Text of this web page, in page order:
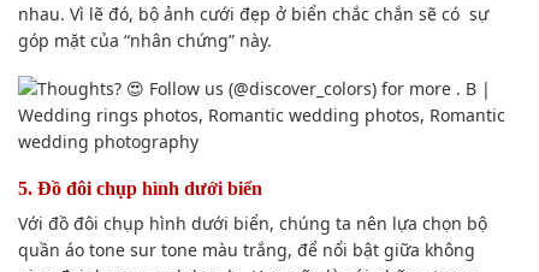
nhau. Vì lẽ đó, bộ ảnh cưới đẹp ở biển chắc chắn sẽ có sự
góp mặt của “nhân chứng” này.
5. Đồ đôi chụp hình dưới biển
Với đồ đôi chụp hình dưới biển, chúng ta nên lựa chọn bộ
quần áo tone sur tone màu trắng, để nổi bật giữa không